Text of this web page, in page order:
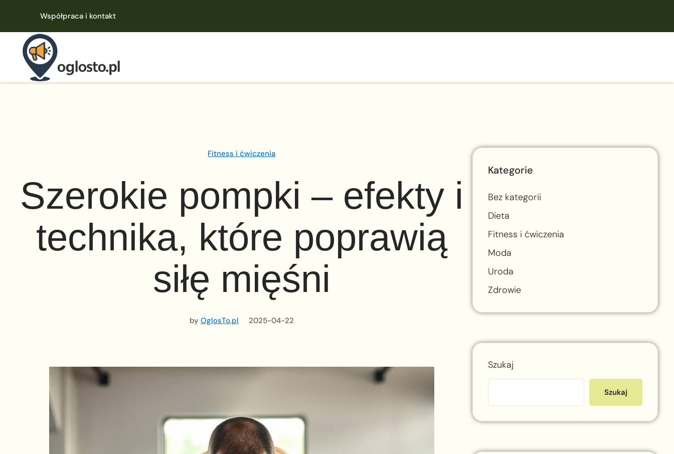
Współpraca i kontakt
Fitness i ćwiczenia
Szerokie pompki – efekty i
technika, które poprawią
siłę mięśni
by OglosTo.pl 2025-04-22
Kategorie
Bez kategorii
Dieta
Fitness i ćwiczenia
Moda
Uroda
Zdrowie
Szukaj
Szukaj